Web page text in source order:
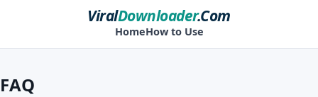
ViralDownloader.Com
HomeHow to Use
FAQ